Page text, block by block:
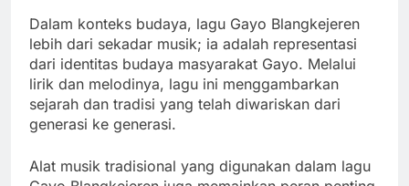
Dalam konteks budaya, lagu Gayo Blangkejeren
lebih dari sekadar musik; ia adalah representasi
dari identitas budaya masyarakat Gayo. Melalui
lirik dan melodinya, lagu ini menggambarkan
sejarah dan tradisi yang telah diwariskan dari
generasi ke generasi.
Alat musik tradisional yang digunakan dalam lagu